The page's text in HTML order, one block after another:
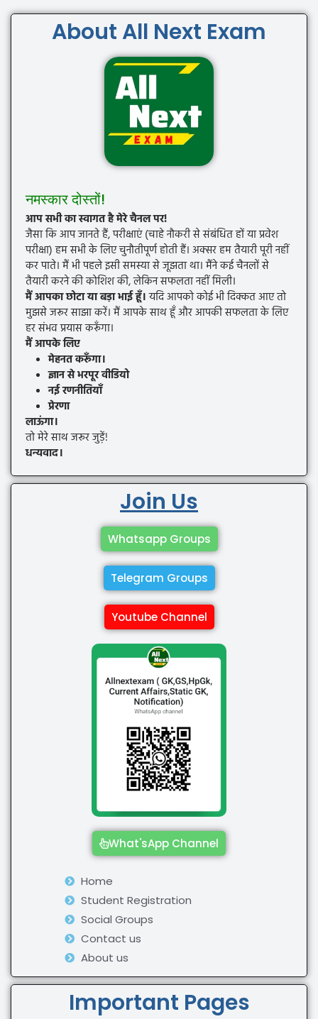
About All Next Exam
नमस्कार दोस्तों!
आप सभी का स्वागत है मेरे चैनल पर!
जैसा कि आप जानते हैं, परीक्षाएं (चाहे नौकरी से संबंधित हों या प्रवेश
परीक्षा) हम सभी के लिए चुनौतीपूर्ण होती हैं। अक्सर हम तैयारी पूरी नहीं
कर पाते। मैं भी पहले इसी समस्या से जूझता था। मैंने कई चैनलों से
तैयारी करने की कोशिश की, लेकिन सफलता नहीं मिली।
मैं आपका छोटा या बड़ा भाई हूँ।यदि आपको कोई भी दिक्कत आए तो
मुझसे जरूर साझा करें। मैं आपके साथ हूँ और आपकी सफलता के लिए
हर संभव प्रयास करूँगा।
मैं आपके लिए
मेहनत करूँगा।
ज्ञान से भरपूर वीडियो
नई रणनीतियाँ
प्रेरणा
लाऊंगा।
तो मेरे साथ जरूर जुड़ें!
धन्यवाद।
Join Us
Whatsapp Groups
Telegram Groups
Youtube Channel
What'sApp Channel
Home
Student Registration
Social Groups
Contact us
About us
Important Pages